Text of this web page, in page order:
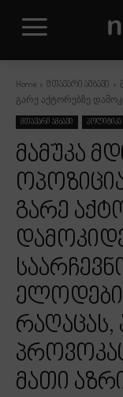
Home მთავარი ამბავი
გარე აქტორებზე
მთავარი ამბავი პოლიტიკა
მამუკა
გარე
რაღაცას,
მათი